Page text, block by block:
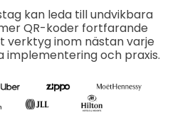
kan leda till undvikbara
QR-koder fortfarande
inom nästan varje
implementering och praxis.